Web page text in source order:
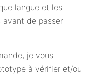
langue et les
avant de passer
je vous
à vérifier et/ou